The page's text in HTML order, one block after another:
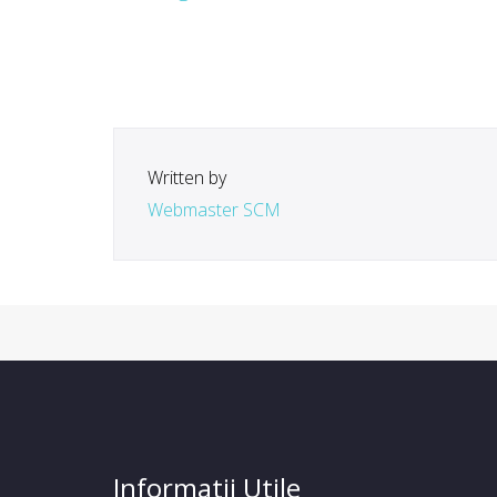
Written by
Webmaster SCM
Informatii Utile